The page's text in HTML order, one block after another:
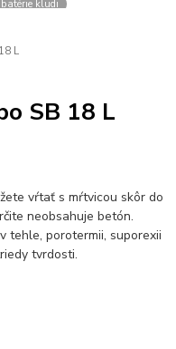
kludi
kuchynske
vodovodná batéria
stojaca vaňa
L
SB 18 L
vŕtať s mŕtvicou skôr do
neobsahuje betón.
tehle, porotermii, suporexii
tvrdosti.